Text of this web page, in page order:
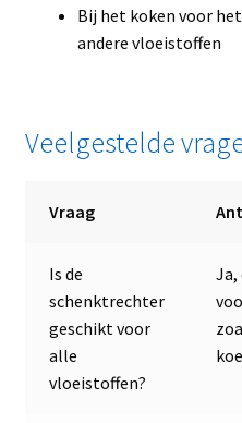
Bij het koken voor
andere vloeistoffen
Veelgestelde
Vraag
Is de
schenktrechter
geschikt voor
alle
vloeistoffen?